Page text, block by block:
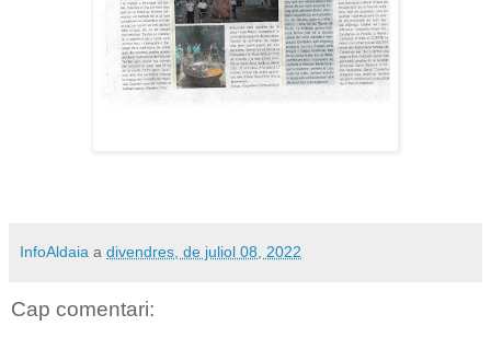
InfoAldaia a divendres, de juliol 08, 2022
Cap comentari: